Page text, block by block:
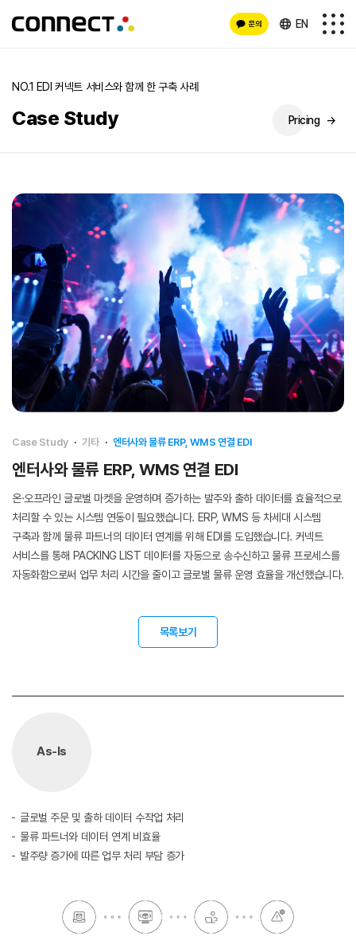
EN
NO.1 EDI 커넥트 서비스와 함께 한 구축 사례
Case Study Pricing →
Case Study · 기타 · 엔터사와 물류 ERP, WMS 연결 EDI
엔터사와 물류 ERP, WMS 연결 EDI
온·오프라인 글로벌 마켓을 운영하며 증가하는 발주와 출하 데이터를 효율적으로
처리할 수 있는 시스템 연동이 필요했습니다. ERP, WMS 등 차세대 시스템
구축과 함께 물류 파트너의 데이터 연계를 위해 EDI를 도입했습니다. 커넥트
서비스를 통해 PACKING LIST 데이터를 자동으로 송수신하고 물류 프로세스를
자동화함으로써 업무 처리 시간을 줄이고 글로벌 물류 운영 효율을 개선했습니다.
목록보기
As-Is
글로벌 주문 및 출하 데이터 수작업 처리
물류 파트너와 데이터 연계 비효율
발주량 증가에 따른 업무 처리 부담 증가